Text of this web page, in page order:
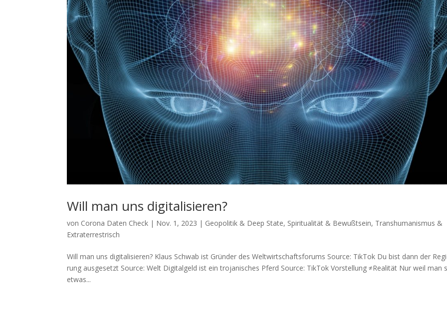
Will man uns digitalisieren?
von Corona Daten Check | Nov. 1, 2023 | Geopolitik & Deep State, Spiritualität & Bewußtsein, Transhumanismus &
Extraterrestrisch
Will man uns digitalisieren? Klaus Schwab ist Grün­der des Weltwirtschaftsforums Source: Tik­Tok Du bist dann der
rung ausgesetzt Source: Welt Digi­tal­geld ist ein tro­ja­ni­sches Pferd Source: Tik­Tok Vor­stel­lung ≠Rea­li­tät Nur weil man
etwas...